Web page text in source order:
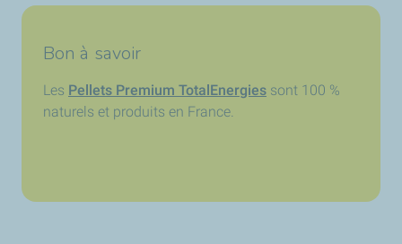
Bon à savoir
Les Pellets Premium TotalEnergies sont 100 %
naturels et produits en France.